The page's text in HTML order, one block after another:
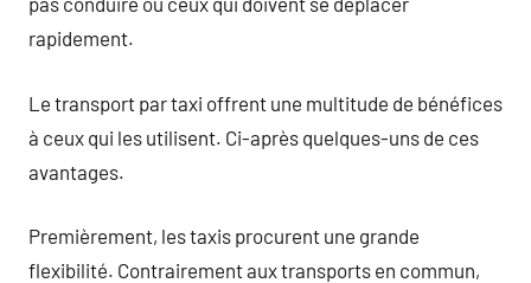
rapidement.
Le transport par taxi offrent une multitude de bénéfices
à ceux qui les utilisent. Ci-après quelques-uns de ces
avantages.
Premièrement, les taxis procurent une grande
flexibilité. Contrairement aux transports en commun,